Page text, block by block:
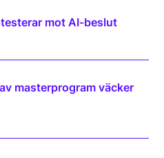
mot AI-beslut
masterprogram väcker